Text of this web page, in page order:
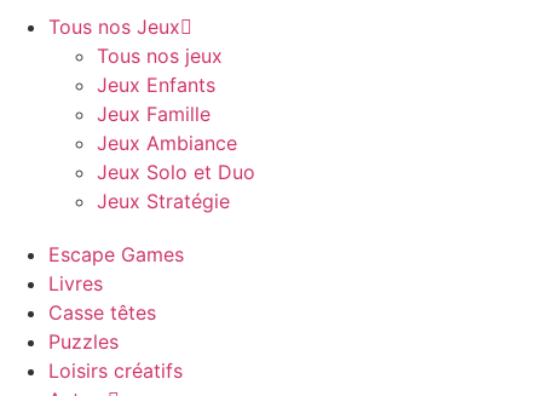
Tous nos Jeux
Tous nos jeux
Jeux Enfants
Jeux Famille
Jeux Ambiance
Jeux Solo et Duo
Jeux Stratégie
Escape Games
Livres
Casse têtes
Puzzles
Loisirs créatifs